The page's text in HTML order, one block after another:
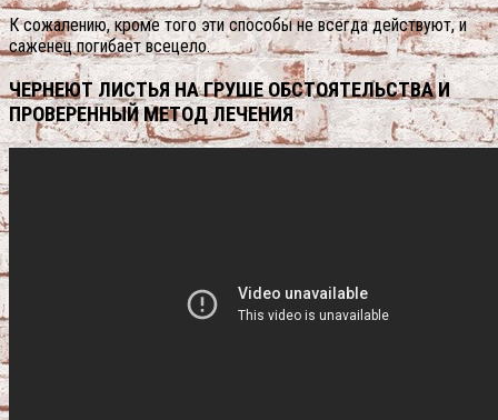
К сожалению, кроме того эти способы не всегда действуют, и
саженец погибает всецело.
ЧЕРНЕЮТ ЛИСТЬЯ НА ГРУШЕ ОБСТОЯТЕЛЬСТВА И
ПРОВЕРЕННЫЙ МЕТОД ЛЕЧЕНИЯ